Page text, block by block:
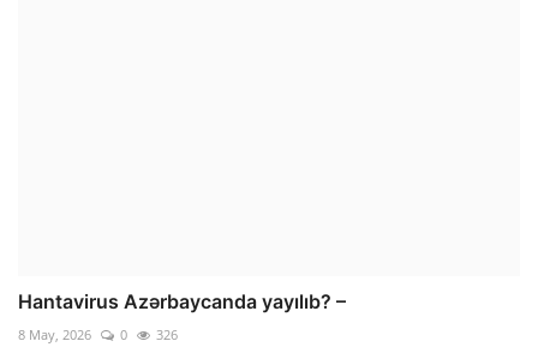
Hantavirus Azərbaycanda yayılıb? –
8 May, 2026 0 326